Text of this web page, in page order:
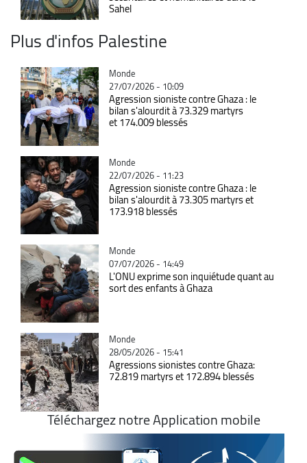
Sahel
Plus d'infos Palestine
Catégorie
Monde
27/07/2026 - 10:09
Agression sioniste contre Ghaza : le
bilan s'alourdit à 73.329 martyrs
et 174.009 blessés
Catégorie
Monde
22/07/2026 - 11:23
Agression sioniste contre Ghaza : le
bilan s'alourdit à 73.305 martyrs et
173.918 blessés
Catégorie
Monde
07/07/2026 - 14:49
L'ONU exprime son inquiétude quant au
sort des enfants à Ghaza
Catégorie
Monde
28/05/2026 - 15:41
Agressions sionistes contre Ghaza:
72.819 martyrs et 172.894 blessés
Téléchargez notre Application mobile